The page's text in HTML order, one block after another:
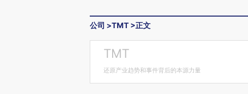
公司 >TMT >正文
TMT
还原产业趋势和事件背后的本源力量